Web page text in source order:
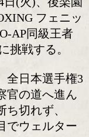
将之(角
AP同級7
月24日(火)
BOXING